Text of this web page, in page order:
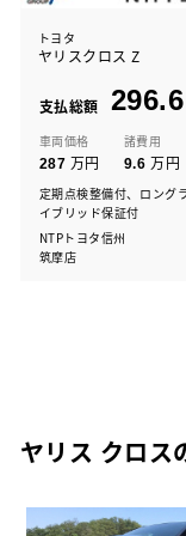
トヨタ
ヤリスクロス Z
支払総額 296.6
車両価格
287 万円
諸費用
9.6 万円
定期点検整備付、ロング
イブリッド保証付
NTPトヨタ信州
筑摩店
ヤリス クロス